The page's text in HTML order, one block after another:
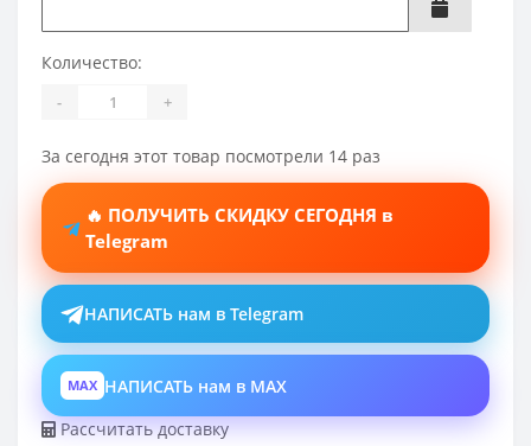
Количество:
- +
За сегодня этот товар посмотрели 14 раз
🔥 ПОЛУЧИТЬ СКИДКУ СЕГОДНЯ в
Telegram
НАПИСАТЬ нам в Telegram
MAX НАПИСАТЬ нам в MAX
Рассчитать доставку